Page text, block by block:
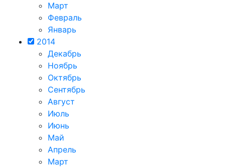
Март
Февраль
Январь
2014
Декабрь
Ноябрь
Октябрь
Сентябрь
Август
Июль
Июнь
Май
Апрель
Март